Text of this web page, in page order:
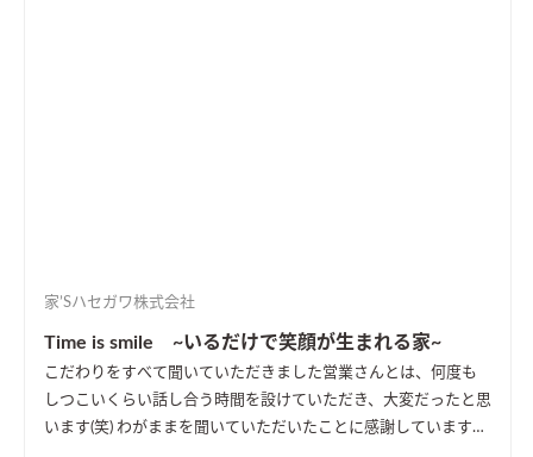
家’Sハセガワ株式会社
Time is smile ~いるだけで笑顔が生まれる家~
こだわりをすべて聞いていただきました営業さんとは、何度も
しつこいくらい話し合う時間を設けていただき、大変だったと思
います(笑) わがままを聞いていただいたことに感謝しています。